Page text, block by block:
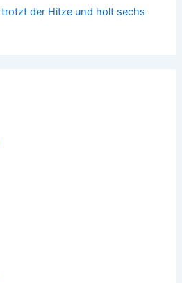
der Hitze und holt sechs